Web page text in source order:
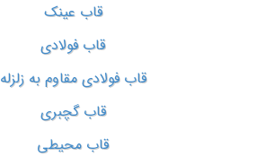
قاب عینک
قاب فولادی
قاب فولادی مقاوم به زلزله
قاب گچبری
قاب محیطی